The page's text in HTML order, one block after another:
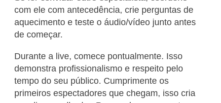
com ele com antecedência, crie perguntas de
aquecimento e teste o áudio/vídeo junto antes
de começar.
Durante a live, comece pontualmente. Isso
demonstra profissionalismo e respeito pelo
tempo do seu público. Cumprimente os
primeiros espectadores que chegam, isso cria